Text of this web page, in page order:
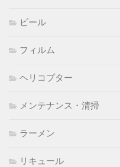
ビール
フィルム
ヘリコプター
メンテナンス・清掃
ラーメン
リキュール